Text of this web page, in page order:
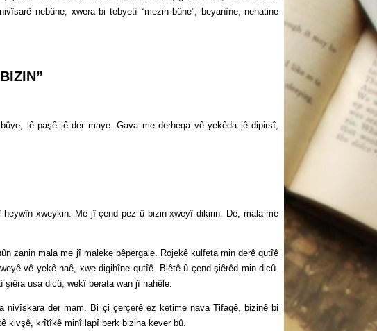
nebûne, xwera bi tebyetî “mezin bûne”, beyanîne, nehatine
lê paşê jê der maye. Gava me derheqa vê yekêda jê dipirsî,
xweykin. Me jî çend pez û bizin xweyî dikirin. De, mala me
mala me jî maleke bêpergale. Rojekê kulfeta min derê qutîê
vê yekê naê, xwe digihîne qutîê. Blêtê û çend şiêrêd min dicû.
şiêra usa dicû, wekî berata wan jî nahêle.
der mam. Bi çi çerçerê ez ketime nava Tifaqê, bizinê bi
kivşê, krîtîkê minî lapî berk bizina kever bû.